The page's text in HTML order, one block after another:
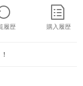
履歴 購入履歴